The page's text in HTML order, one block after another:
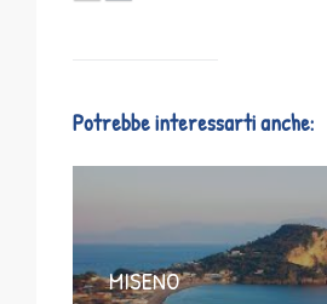
Potrebbe interessarti anche:
MISENO